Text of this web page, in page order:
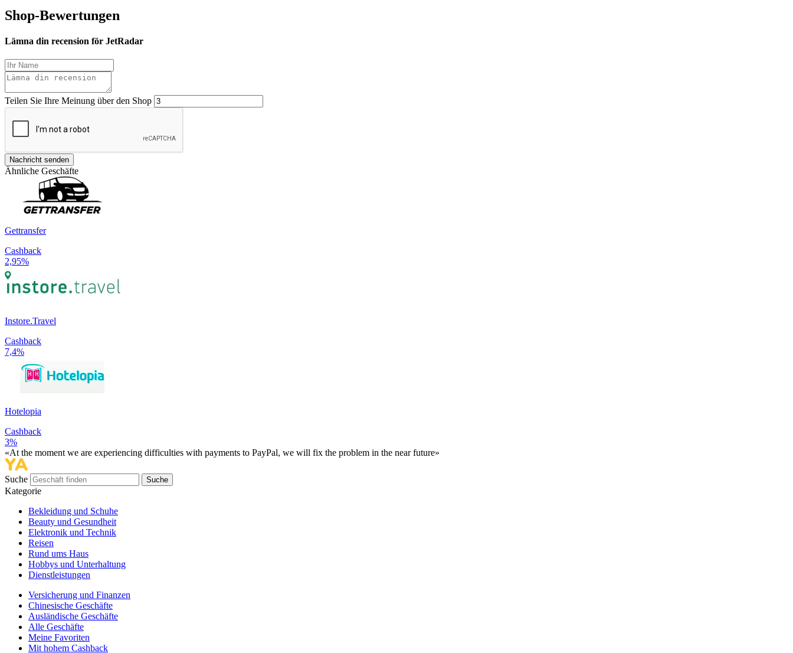
Shop-Bewertungen
Lämna din recension för JetRadar
Teilen Sie Ihre Meinung über den Shop
Nachricht senden
Ähnliche Geschäfte
Gettransfer
Cashback
2,95%
Instore.Travel
Cashback
7,4%
Hotelopia
Cashback
3%
«At the moment we are experiencing difficulties with payments to PayPal, we will fix the problem in the near future»
Suche Suche
Kategorie
Bekleidung und Schuhe
Beauty und Gesundheit
Elektronik und Technik
Reisen
Rund ums Haus
Hobbys und Unterhaltung
Dienstleistungen
Versicherung und Finanzen
Chinesische Geschäfte
Ausländische Geschäfte
Alle Geschäfte
Meine Favoriten
Mit hohem Cashback